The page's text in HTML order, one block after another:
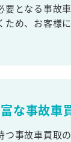
要となる事故
め、お客様
な事故車
つ事故車買取